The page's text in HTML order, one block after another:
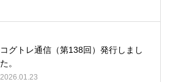
コグトレ通信（第138回）発行しまし
た。
2026.01.23